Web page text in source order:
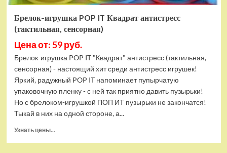
Брелок-игрушка POP IT Квадрат антистресс
(тактильная, сенсорная)
Цена от: 59 руб.
Брелок-игрушка POP IT "Квадрат" антистресс (тактильная,
сенсорная) - настоящий хит среди антистресс игрушек!
Яркий, радужный POP IT напоминает пупырчатую
упаковочную пленку - с ней так приятно давить пузырьки!
Но с брелоком-игрушкой ПОП ИТ пузырьки не закончатся!
Тыкай в них на одной стороне, а...
Узнать цены...